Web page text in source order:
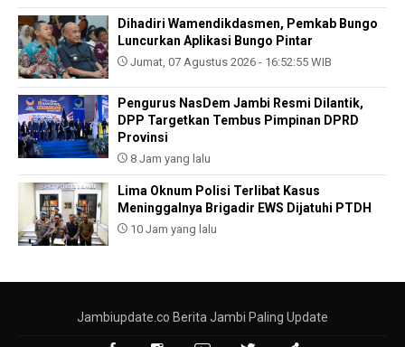
Dihadiri Wamendikdasmen, Pemkab Bungo
Luncurkan Aplikasi Bungo Pintar
Jumat, 07 Agustus 2026 - 16:52:55 WIB
Pengurus NasDem Jambi Resmi Dilantik,
DPP Targetkan Tembus Pimpinan DPRD
Provinsi
8 Jam yang lalu
Lima Oknum Polisi Terlibat Kasus
Meninggalnya Brigadir EWS Dijatuhi PTDH
10 Jam yang lalu
Jambiupdate.co Berita Jambi Paling Update